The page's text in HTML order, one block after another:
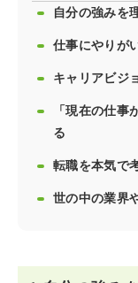
自分の強みを
仕事にやりが
キャリアビジ
「現在の仕
る
転職を本気で
世の中の業界